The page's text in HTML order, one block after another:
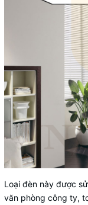
Loại đèn này được
văn phòng công ty,